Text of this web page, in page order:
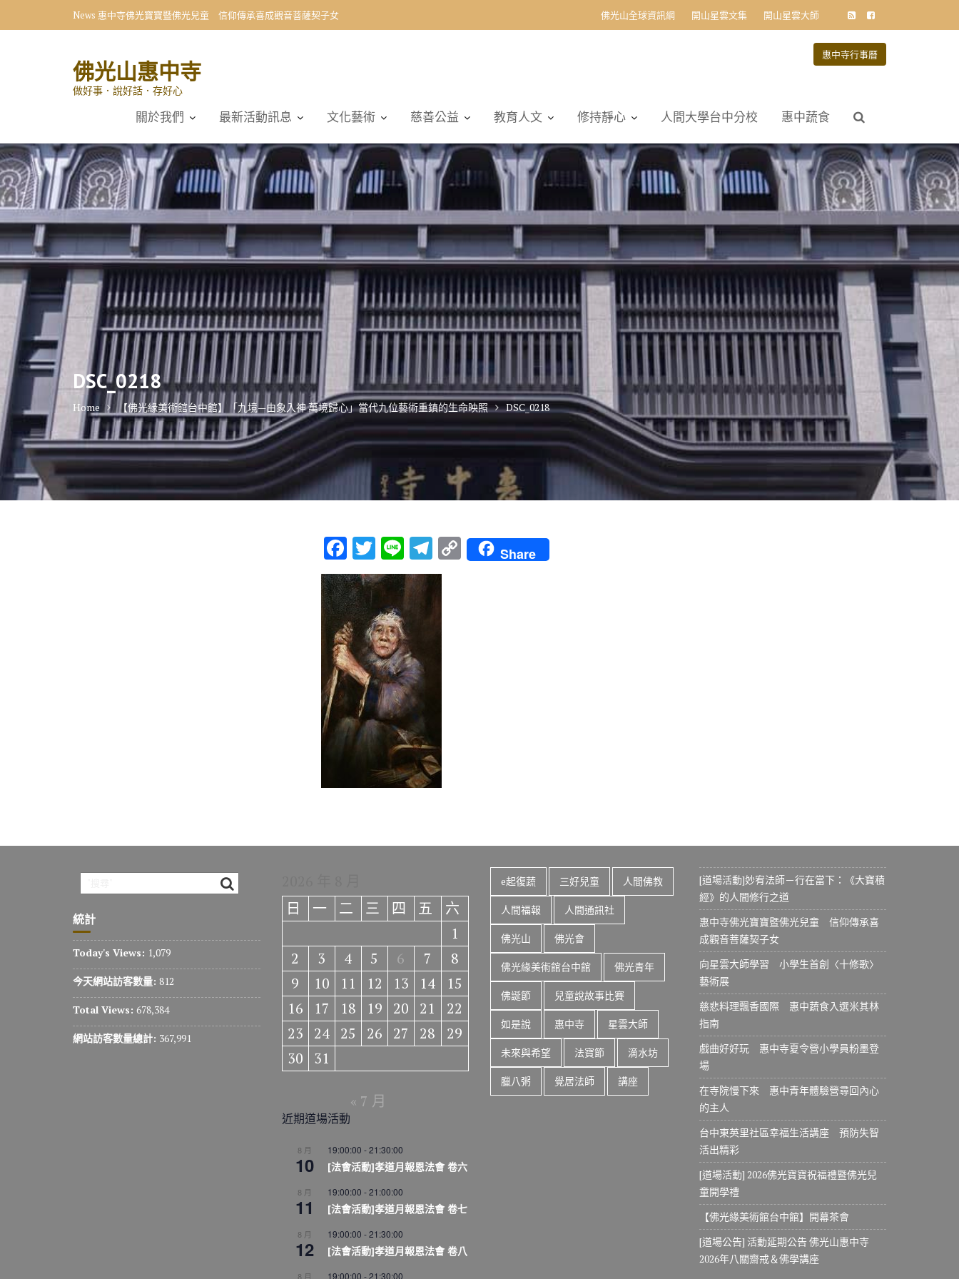
News 惠中寺佛光寶寶暨佛光兒童 信仰傳承喜成觀音菩薩契子女 佛光山全球資訊網 開山星雲文集 開山星雲大師
佛光山惠中寺
做好事．說好話．存好心
惠中寺行事曆
關於我們 最新活動訊息 文化藝術 慈善公益 教育人文 修持靜心 人間大學台中分校 惠中蔬食
DSC_0218
Home 【佛光緣美術館台中館】「九境—由象入神 萬境歸心」當代九位藝術重鎮的生命映照 DSC_0218
F
ac
e
b
o
o
k
T
w
it
te
r
Li
n
e
T
el
e
gr
C
o
Share
統計
Today's Views: 1,079
今天網站訪客數量: 812
Total Views: 678,384
網站訪客數量總計: 367,991
日
一 二 三 四 五
六
1
2
3 4 5 6 7
8
9
10 11 12 13 14
15
16
17 18 19 20 21
22
23
24 25 26 27 28
29
30
31
« 7 月
近期道場活動
8 月
10
19:00:00 -21:30:00
[法會活動]孝道月報恩法會 卷六
8 月
11
19:00:00 -21:00:00
[法會活動]孝道月報恩法會 卷七
8 月
12
19:00:00 -21:30:00
[法會活動]孝道月報恩法會 卷八
8 月 19:00:00 -21:30:00
e起復蔬 三好兒童 人間佛教
人間福報 人間通訊社
佛光山 佛光會
佛光緣美術館台中館 佛光青年
佛誕節 兒童說故事比賽
如是說 惠中寺 星雲大師
未來與希望 法寶節 滴水坊
臘八粥 覺居法師 講座
[道場活動]妙宥法師－行在當下：《大寶積
經》的人間修行之道
惠中寺佛光寶寶暨佛光兒童 信仰傳承喜
成觀音菩薩契子女
向星雲大師學習 小學生首創〈十修歌〉
藝術展
慈悲料理飄香國際 惠中蔬食入選米其林
指南
戲曲好好玩 惠中寺夏令營小學員粉墨登
場
在寺院慢下來 惠中青年體驗營尋回內心
的主人
台中東英里社區幸福生活講座 預防失智
活出精彩
[道場活動] 2026佛光寶寶祝福禮暨佛光兒
童開學禮
【佛光緣美術館台中館】開幕茶會
[道場公告] 活動延期公告 佛光山惠中寺
2026年八關齋戒＆佛學講座